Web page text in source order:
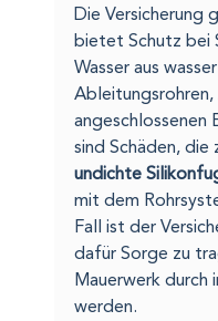
Die Versicherung
bietet Schutz bei
Wasser aus
angeschlossenen
sind Schäden, die
undichte
mit dem
Fall ist der
dafür Sorge zu
Mauerwerk
werden.